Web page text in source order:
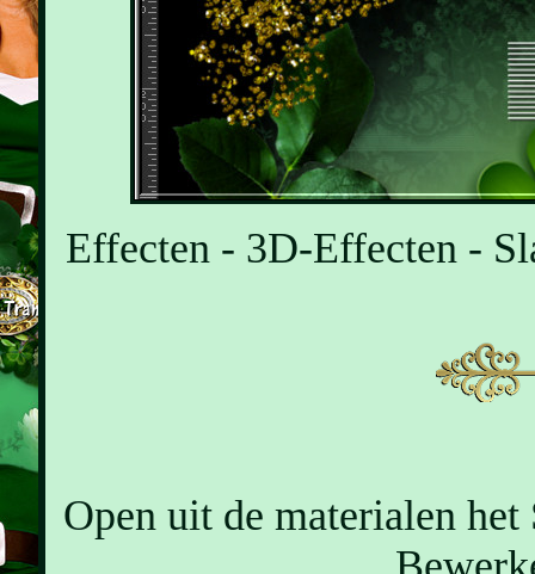
Effecten - 3D-Effecten -
Open uit de materialen